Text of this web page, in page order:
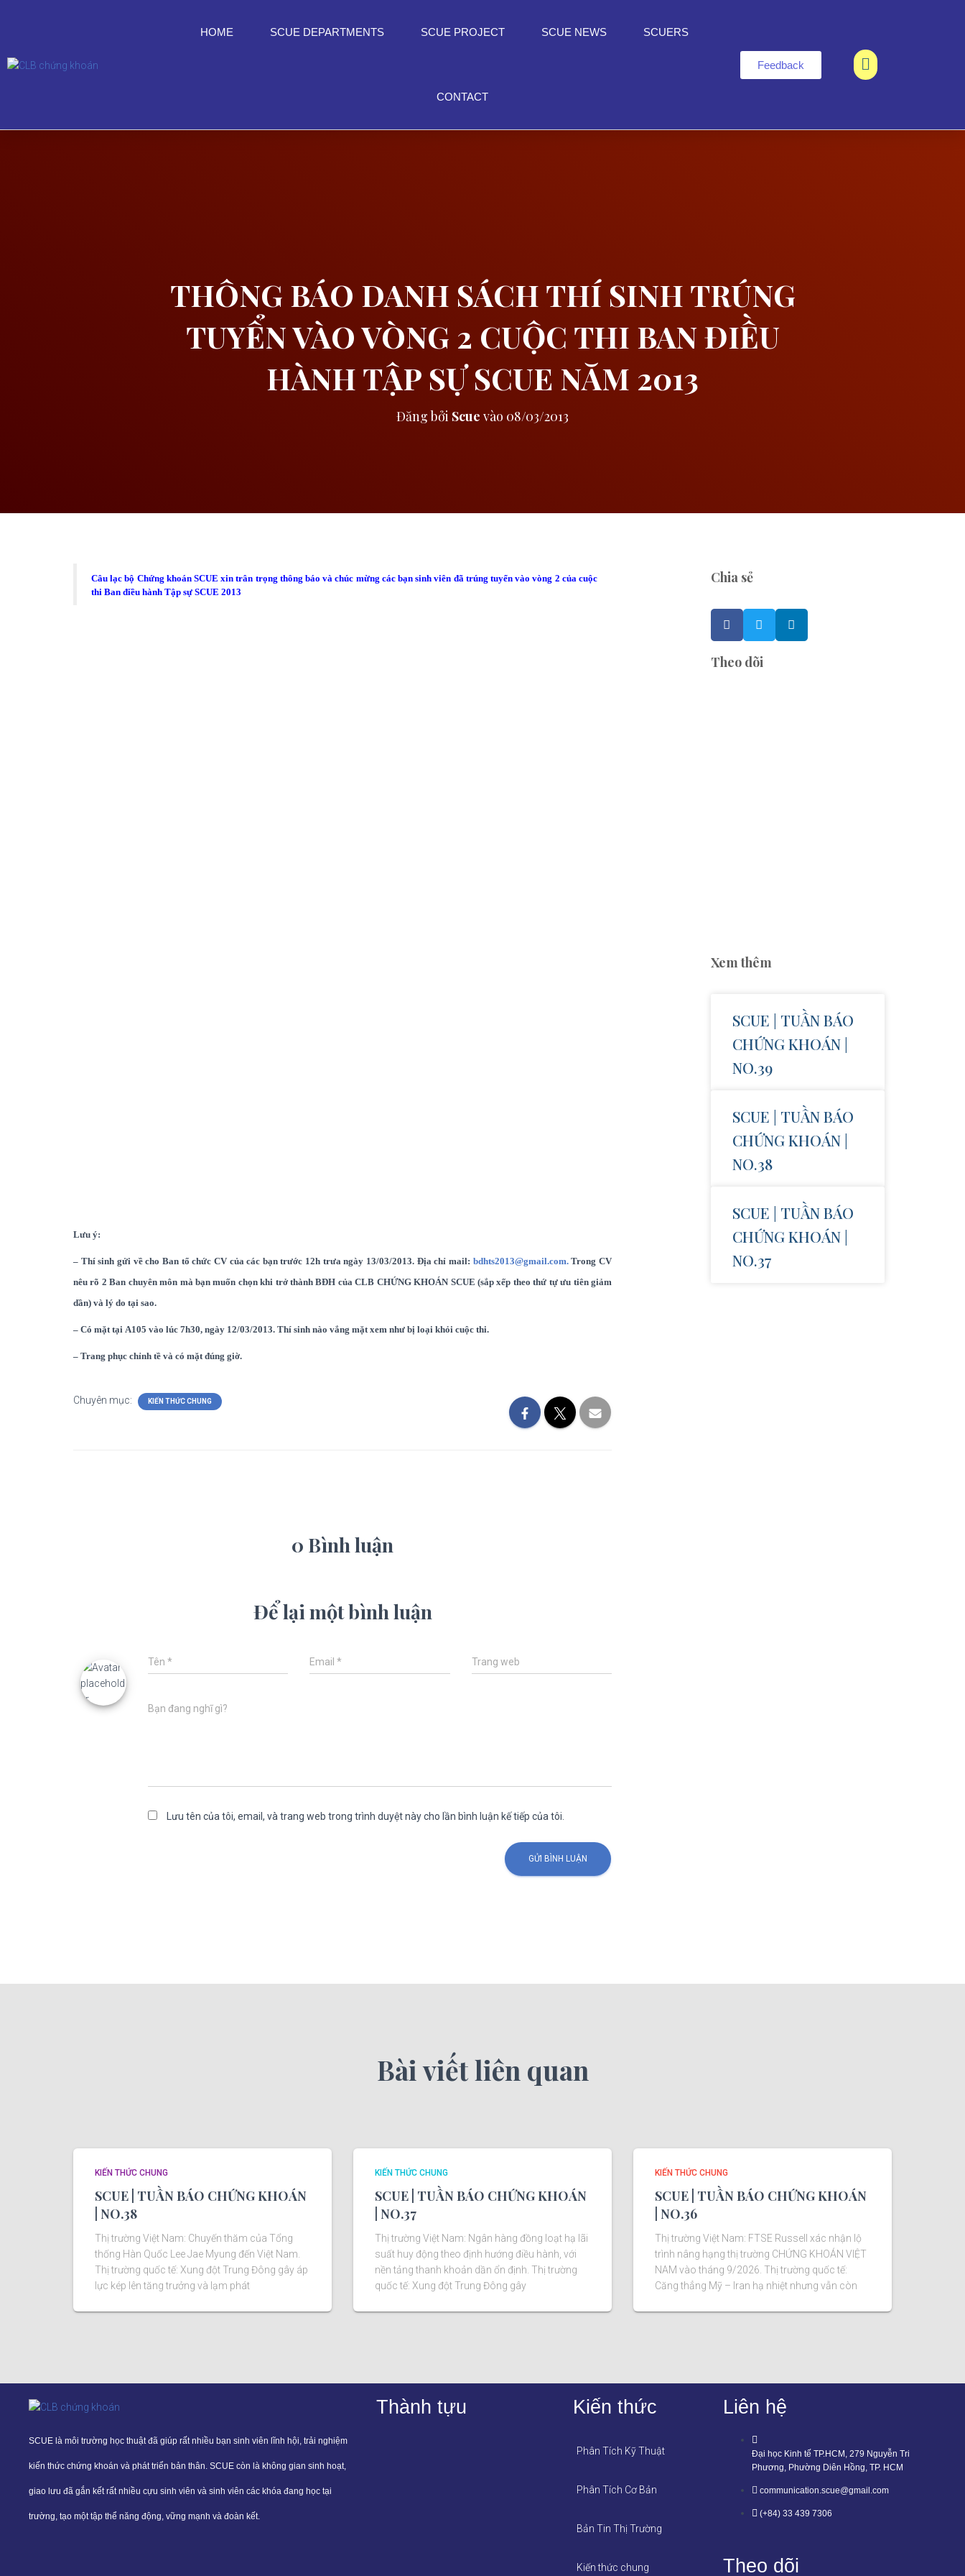
HOME SCUE DEPARTMENTS SCUE PROJECT SCUE NEWS SCUERS
CONTACT
Feedback
THÔNG BÁO DANH SÁCH THÍ SINH TRÚNG
TUYỂN VÀO VÒNG 2 CUỘC THI BAN ĐIỀU
HÀNH TẬP SỰ SCUE NĂM 2013
Đăng bởi Scue vào 08/03/2013
Câu lạc bộ Chứng khoán SCUE xin trân trọng thông báo và chúc mừng các bạn sinh viên đã trúng tuyển vào vòng 2 của cuộc
thi Ban điều hành Tập sự SCUE 2013
Lưu ý:
– Thí sinh gửi về cho Ban tổ chức CV của các bạn trước 12h trưa ngày 13/03/2013. Địa chỉ mail: bdhts2013@gmail.com.Trong CV
nêu rõ 2 Ban chuyên môn mà bạn muốn chọn khi trở thành BĐH của CLB CHỨNG KHOÁN SCUE (sắp xếp theo thứ tự ưu tiên giảm
dần) và lý do tại sao.
– Có mặt tại A105 vào lúc 7h30, ngày 12/03/2013. Thí sinh nào vắng mặt xem như bị loại khỏi cuộc thi.
– Trang phục chỉnh tề và có mặt đúng giờ.
Chuyên mục: KIẾN THỨC CHUNG
0 Bình luận
Để lại một bình luận
Tên * Email* Trang web
Bạn đang nghĩ gì?
Lưu tên của tôi, email, và trang web trong trình duyệt này cho lần bình luận kế tiếp của tôi.
Chia sẻ
Theo dõi
Xem thêm
SCUE | TUẦN BÁO
CHỨNG KHOÁN |
NO.39
SCUE | TUẦN BÁO
CHỨNG KHOÁN |
NO.38
SCUE | TUẦN BÁO
CHỨNG KHOÁN |
NO.37
Bài viết liên quan
KIẾN THỨC CHUNG
SCUE | TUẦN BÁO CHỨNG KHOÁN
| NO.38
Thị trường Việt Nam: Chuyến thăm của Tổng
thống Hàn Quốc Lee Jae Myung đến Việt Nam.
Thị trường quốc tế: Xung đột Trung Đông gây áp
lực kép lên tăng trưởng và lạm phát
KIẾN THỨC CHUNG
SCUE | TUẦN BÁO CHỨNG KHOÁN
| NO.37
Thị trường Việt Nam: Ngân hàng đồng loạt hạ lãi
suất huy động theo định hướng điều hành, với
nền tảng thanh khoản dần ổn định. Thị trường
quốc tế: Xung đột Trung Đông gây
KIẾN THỨC CHUNG
SCUE | TUẦN BÁO CHỨNG KHOÁN
| NO.36
Thị trường Việt Nam: FTSE Russell xác nhận lộ
trình nâng hạng thị trường CHỨNG KHOÁN VIỆT
NAM vào tháng 9/2026. Thị trường quốc tế:
Căng thẳng Mỹ – Iran hạ nhiệt nhưng vẫn còn
SCUE là môi trường học thuật đã giúp rất nhiều bạn sinh viên lĩnh hội, trải nghiệm
kiến thức chứng khoán và phát triển bản thân. SCUE còn là không gian sinh hoạt,
giao lưu đã gắn kết rất nhiều cựu sinh viên và sinh viên các khóa đang học tại
trường, tạo một tập thể năng động, vững mạnh và đoàn kết.
Thành tựu Kiến thức
Phân Tích Kỹ Thuật
Phân Tích Cơ Bản
Bản Tin Thị Trường
Kiến thức chung
Liên hệ
Đại học Kinh tế TP.HCM, 279 Nguyễn Tri
Phương, Phường Diên Hồng, TP. HCM
communication.scue@gmail.com
(+84) 33 439 7306
Theo dõi